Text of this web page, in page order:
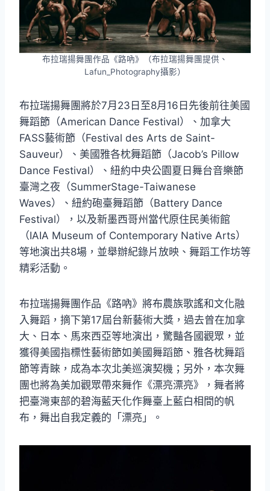
布拉瑞揚舞團作品《路吶》（布拉瑞揚舞團提供、
Lafun_Photography攝影）
布拉瑞揚舞團將於7月23日至8月16日先後前往美國
舞蹈節（American Dance Festival）、加拿大
FASS藝術節（Festival des Arts de Saint-
Sauveur）、美國雅各枕舞蹈節（Jacob’s Pillow
Dance Festival）、紐約中央公園夏日舞台音樂節
臺灣之夜（SummerStage-Taiwanese
Waves）、紐約砲臺舞蹈節（Battery Dance
Festival），以及新墨西哥州當代原住民美術館
（IAIA Museum of Contemporary Native Arts）
等地演出共8場，並舉辦紀錄片放映、舞蹈工作坊等
精彩活動。
布拉瑞揚舞團作品《路吶》將布農族歌謠和文化融
入舞蹈，摘下第17屆台新藝術大獎，過去曾在加拿
大、日本、馬來西亞等地演出，驚豔各國觀眾，並
獲得美國指標性藝術節如美國舞蹈節、雅各枕舞蹈
節等青睞，成為本次北美巡演契機；另外，本次舞
團也將為美加觀眾帶來舞作《漂亮漂亮》，舞者將
把臺灣東部的碧海藍天化作舞臺上藍白相間的帆
布，舞出自我定義的「漂亮」。